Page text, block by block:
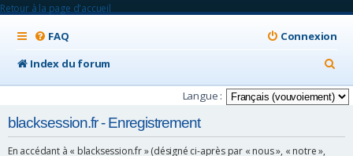
Retour à la page d'accueil
FAQ
Connexion
Index du forum
e
c
Langue :
blacksession.fr - Enregistrement
En accédant à « blacksession.fr » (désigné ci-après par « nous », « notre »,